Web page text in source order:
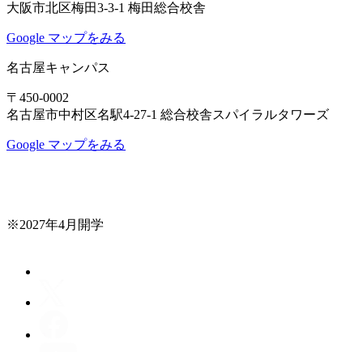
大阪市北区梅田3-3-1 梅田総合校舎
Google マップをみる
名古屋キャンパス
〒450-0002
名古屋市中村区名駅4-27-1 総合校舎スパイラルタワーズ
Google マップをみる
※2027年4月開学